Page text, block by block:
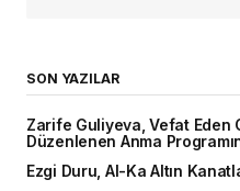
SON YAZILAR
Zarife Guliyeva, Vefat Eden
Düzenlenen Anma
Ezgi Duru, Al-Ka Altın